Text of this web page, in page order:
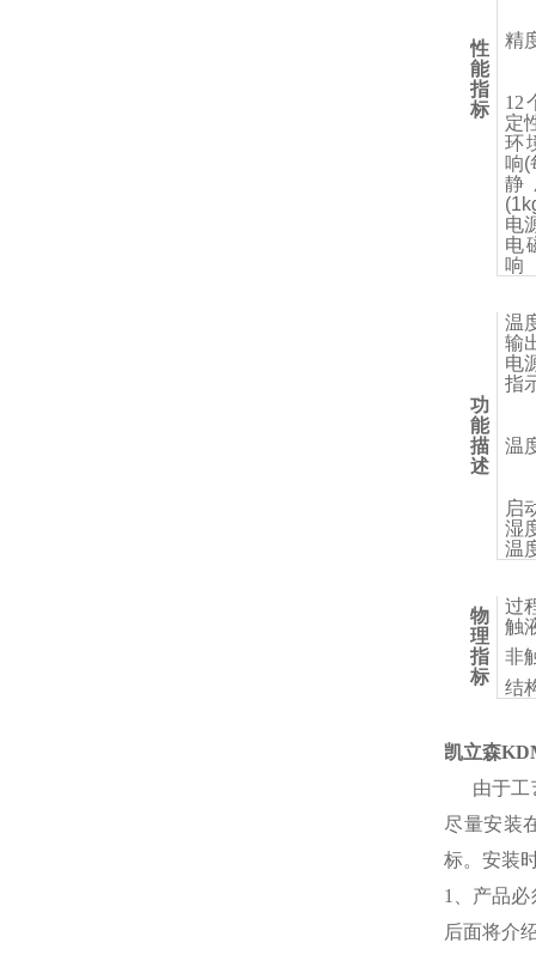
性
能
指
标
精
12
定
环
响
静
电
电
响
功
能
描
述
温
输
电
指
温
启
湿
温
物
理
指
标
过
触
非
结
凯立森
由于
尽量安装
标。安装
1、产品
后面将介